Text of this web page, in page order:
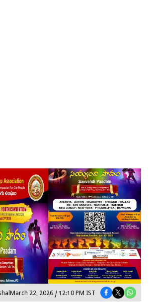
March 22, 2026 / 12:10 PM IST